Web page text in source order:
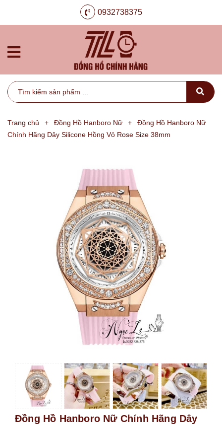
0932738375
Trang chủ + Đồng Hồ Hanboro Nữ +
Đồng Hồ Hanboro Nữ
Chính Hãng Dây Silicone Hồng Vỏ Rose Size 38mm
Đồng Hồ Hanboro Nữ Chính Hãng Dây